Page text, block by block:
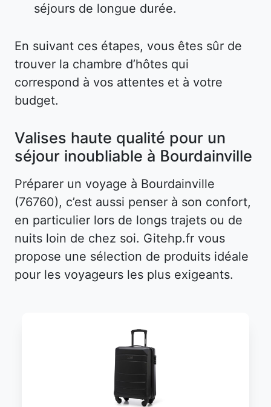
séjours de longue durée.
En suivant ces étapes, vous êtes sûr de
trouver la chambre d’hôtes qui
correspond à vos attentes et à votre
budget.
Valises haute qualité pour un
séjour inoubliable à Bourdainville
Préparer un voyage à Bourdainville
(76760), c’est aussi penser à son confort,
en particulier lors de longs trajets ou de
nuits loin de chez soi. Gitehp.fr vous
propose une sélection de produits idéale
pour les voyageurs les plus exigeants.